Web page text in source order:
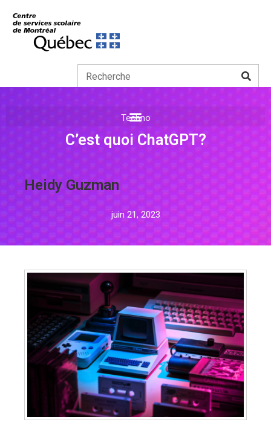
Techno
C’est quoi ChatGPT?
Heidy Guzman
juin 21, 2023